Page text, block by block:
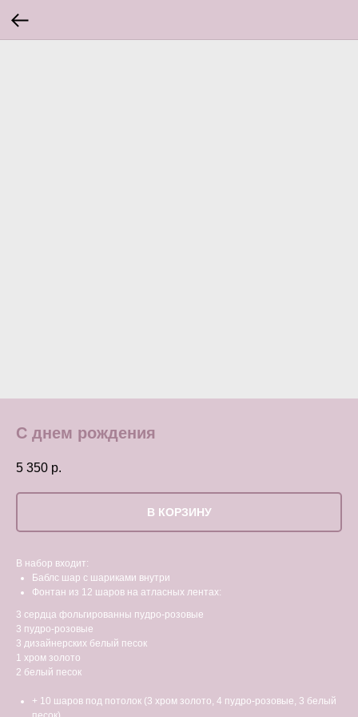
С днем рождения
5 350 р.
В КОРЗИНУ
В набор входит:
Баблс шар с шариками внутри
Фонтан из 12 шаров на атласных лентах:
3 сердца фольгированны пудро-розовые
3 пудро-розовые
3 дизайнерских белый песок
1 хром золото
2 белый песок
+ 10 шаров под потолок (3 хром золото, 4 пудро-розовые, 3 белый